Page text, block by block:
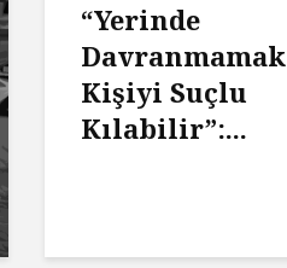
“Yerinde
Davranmamak
Kişiyi Suçlu
Kılabilir”:...